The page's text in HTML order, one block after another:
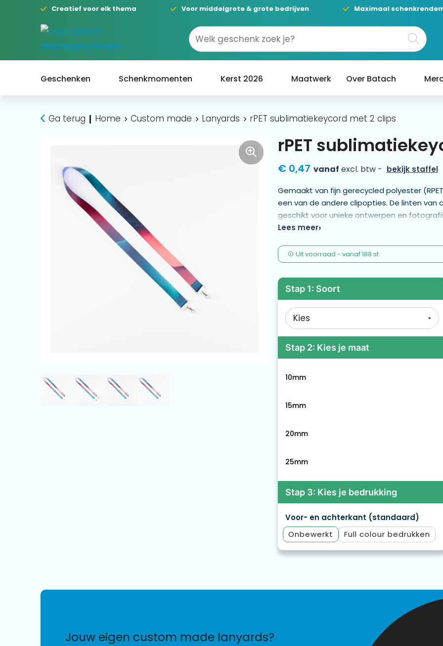
Creatief voor elk thema Voor middelgrote & grote bedrijven Maximaal
Geschenken Schenkmomenten Kerst 2026 Maatwerk Over Batach
Ga terug Home Custom made Lanyards rPET sublimatiekeycord met 2 clips
rPET
€ 0,47 vanaf excl. btw - bekijk staffel
Gemaakt van fijn gerecycled polyester
een van de andere clipopties. De linten van
geschikt voor unieke ontwerpen en
Lees meer
Uit voorraad - vanaf188 st.
Stap 1: Soort
Stap 2: Kies je maat
10mm
15mm
20mm
25mm
Stap 3: Kies je bedrukking
Voor- en achterkant (standaard)
Onbewerkt
Full colour
jouw eigen custom made lanyards?